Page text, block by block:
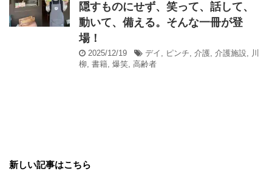
隠すものにせず、笑って、話して、
動いて、備える。そんな一冊が登
場！
2025/12/19 デイ , ピンチ, 介護, 介護施設, 川
柳, 書籍, 爆笑, 高齢者
新しい記事はこちら